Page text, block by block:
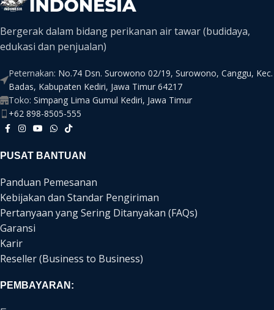
Bergerak dalam bidang perikanan air tawar (budidaya,
edukasi dan penjualan)
Peternakan: No.74 Dsn. Surowono 02/19, Surowono, Canggu, Kec.
Badas, Kabupaten Kediri, Jawa Timur 64217
Toko: Simpang Lima Gumul Kediri, Jawa Timur
+62 898-8505-555
PUSAT BANTUAN
Panduan Pemesanan
Kebijakan dan Standar Pengiriman
Pertanyaan yang Sering Ditanyakan (FAQs)
Garansi
Karir
Reseller (Business to Business)
PEMBAYARAN: